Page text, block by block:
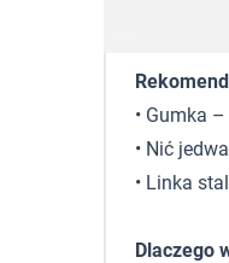
• Gumka
• Nić
• Linka
Dlaczego